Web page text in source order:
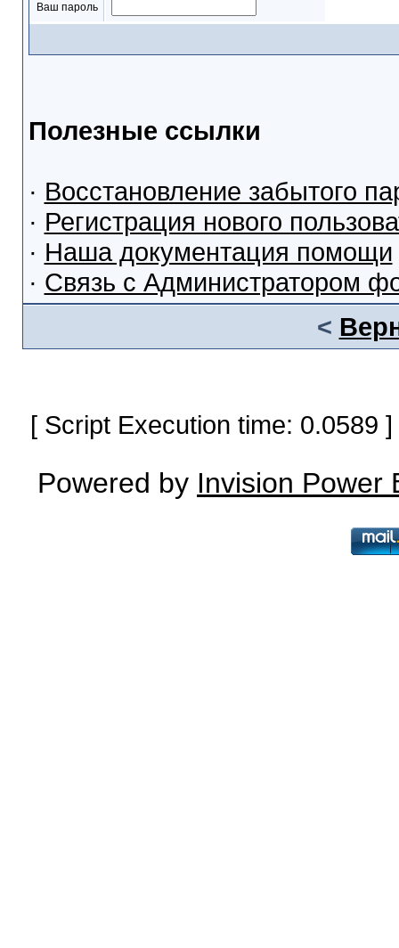
Ваш пароль
Полезные ссылки
· Восстановление забытого
· Регистрация нового
· Наша документация помощи
· Связь с Администратором
<
[ Script Execution time:
Powered by Invision Power